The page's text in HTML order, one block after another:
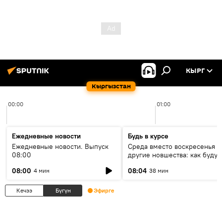
Кыргызстан
КЫРГ
00:00 01:00
Ежедневные новости
Ежедневные новости. Выпуск
08:00
08:00 4 мин
Будь в курсе
Среда вместо воскресенья и
другие новшества: как будут
08:04 38 мин
Кечээ Бүгүн Эфирге